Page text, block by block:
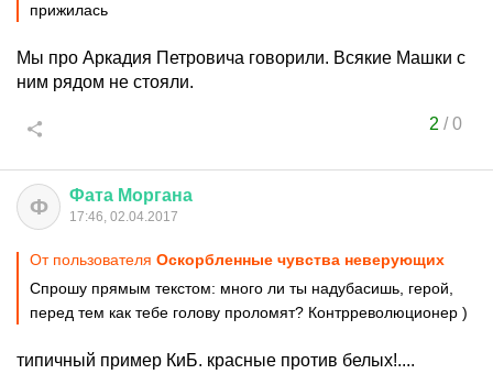
прижилась
Мы про Аркадия Петровича говорили. Всякие Машки с
ним рядом не стояли.
2 /0
Ф Фата Моргана
17:46, 02.04.2017
От пользователя Оскорбленные чувства неверующих
Спрошу прямым текстом: много ли ты надубасишь, герой,
перед тем как тебе голову проломят? Контрреволюционер )
типичный пример КиБ. красные против белых!....